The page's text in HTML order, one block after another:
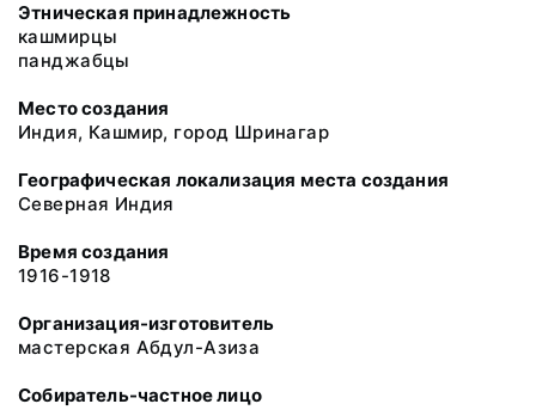
Этническая принадлежность
кашмирцы
панджабцы
Место создания
Индия, Кашмир, город Шринагар
Географическая локализация места создания
Северная Индия
Время создания
1916-1918
Организация-изготовитель
мастерская Абдул-Азиза
Собиратель-частное лицо